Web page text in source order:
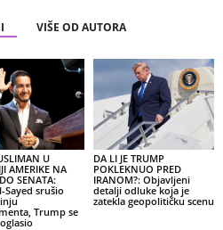
VIŠE OD AUTORA
U
AMERIKE NA
SENATA:
Sayed srušio
Trump se
DA LI JE TRUMP
POKLEKNUO PRED
IRANOM?: Objavljeni
detalji odluke koja je
zatekla geopolitičku scenu